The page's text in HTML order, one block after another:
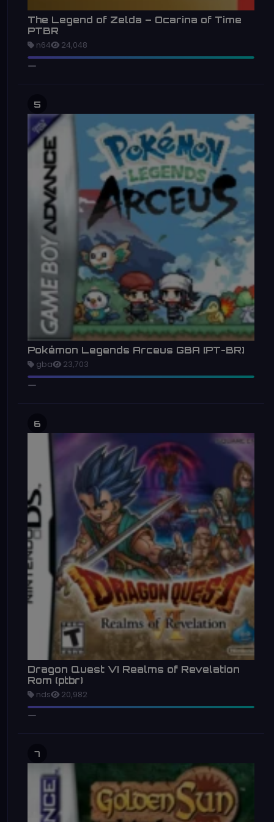
The Legend of Zelda – Ocarina of Time
PTBR
n64 24,048
5
Pokémon Legends Arceus GBA [PT-BR]
gba 23,703
6
Dragon Quest VI Realms of Revelation
Rom (ptbr)
nds 20,982
7